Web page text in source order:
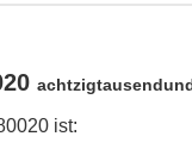
ist: